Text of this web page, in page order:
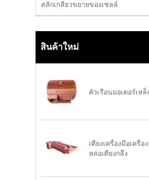
สลักเกลียวขยายของเชลล์
สินค้าใหม่
ตัวเรือนมอเตอร์เห
เตียงเครื่องมือเครื่อ
หล่อเตียงกลึง